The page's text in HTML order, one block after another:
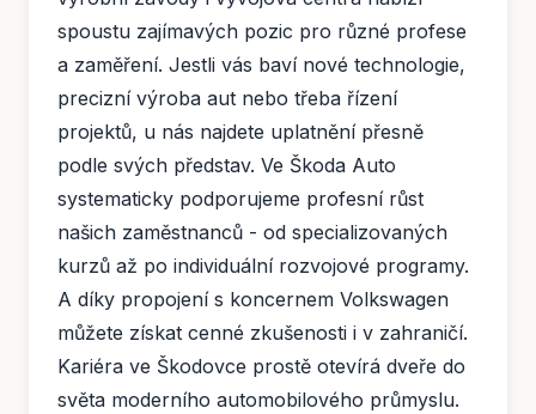
spoustu zajímavých pozic pro různé profese
a zaměření. Jestli vás baví nové technologie,
precizní výroba aut nebo třeba řízení
projektů, u nás najdete uplatnění přesně
podle svých představ. Ve Škoda Auto
systematicky podporujeme profesní růst
našich zaměstnanců - od specializovaných
kurzů až po individuální rozvojové programy.
A díky propojení s koncernem Volkswagen
můžete získat cenné zkušenosti i v zahraničí.
Kariéra ve Škodovce prostě otevírá dveře do
světa moderního automobilového průmyslu.